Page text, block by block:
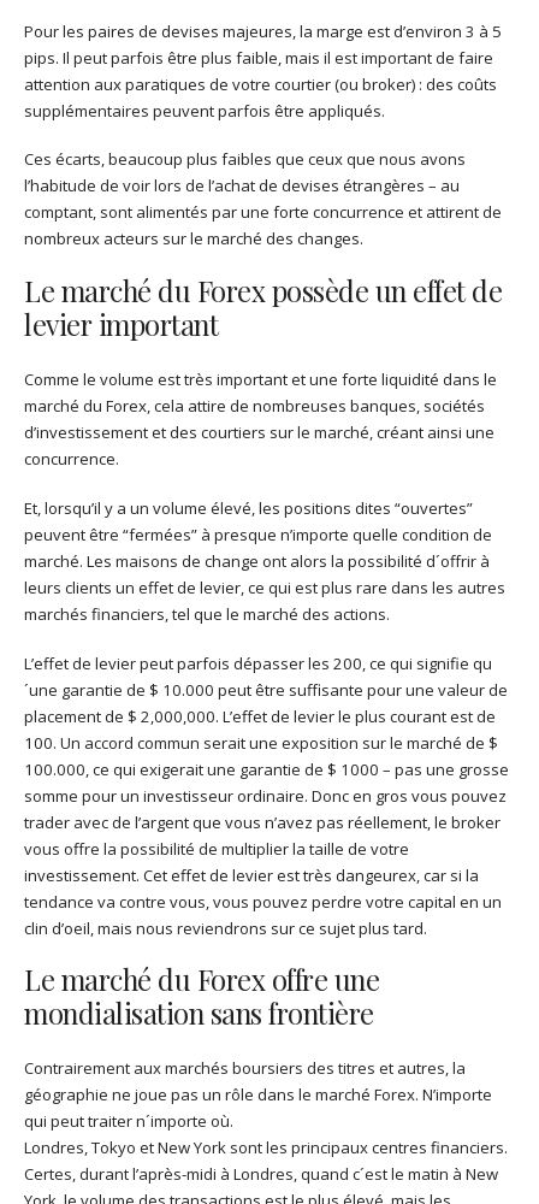
Pour les paires de devises majeures, la marge est d’environ 3 à 5
pips. Il peut parfois être plus faible, mais il est important de faire
attention aux paratiques de votre courtier (ou broker) : des coûts
supplémentaires peuvent parfois être appliqués.
Ces écarts, beaucoup plus faibles que ceux que nous avons
l’habitude de voir lors de l’achat de devises étrangères – au
comptant, sont alimentés par une forte concurrence et attirent de
nombreux acteurs sur le marché des changes.
Le marché du Forex possède un effet de
levier important
Comme le volume est très important et une forte liquidité dans le
marché du Forex, cela attire de nombreuses banques, sociétés
d’investissement et des courtiers sur le marché, créant ainsi une
concurrence.
Et, lorsqu’il y a un volume élevé, les positions dites “ouvertes”
peuvent être “fermées” à presque n’importe quelle condition de
marché. Les maisons de change ont alors la possibilité d´offrir à
leurs clients un effet de levier, ce qui est plus rare dans les autres
marchés financiers, tel que le marché des actions.
L’effet de levier peut parfois dépasser les 200, ce qui signifie qu
´une garantie de $ 10.000 peut être suffisante pour une valeur de
placement de $ 2,000,000. L’effet de levier le plus courant est de
100. Un accord commun serait une exposition sur le marché de $
100.000, ce qui exigerait une garantie de $ 1000 – pas une grosse
somme pour un investisseur ordinaire. Donc en gros vous pouvez
trader avec de l’argent que vous n’avez pas réellement, le broker
vous offre la possibilité de multiplier la taille de votre
investissement. Cet effet de levier est très dangeurex, car si la
tendance va contre vous, vous pouvez perdre votre capital en un
clin d’oeil, mais nous reviendrons sur ce sujet plus tard.
Le marché du Forex offre une
mondialisation sans frontière
Contrairement aux marchés boursiers des titres et autres, la
géographie ne joue pas un rôle dans le marché Forex. N’importe
qui peut traiter n´importe où.
Londres, Tokyo et New York sont les principaux centres financiers.
Certes, durant l’après-midi à Londres, quand c´est le matin à New